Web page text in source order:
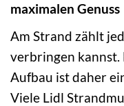
maximalen Genuss
Am Strand zählt
verbringen kannst.
Aufbau ist daher
Viele Lidl